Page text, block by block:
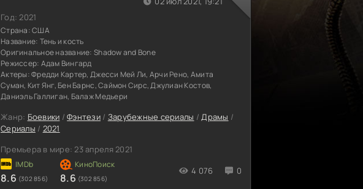
Год:2021
Страна:США
Название: Тень и кость
Оригинальное название: Shadow and Bone
Режиссер: Адам Вингард
Актеры:Фредди Картер, Джесси Мей Ли, Арчи Рено, Амита
Суман, Кит Янг, Бен Барнс, Саймон Сирс, Джулиан Костов,
Даниэль Галлиган, Балаж Медьери
Жанр: Боевики /Фэнтези / Зарубежные сериалы /Драмы /
Сериалы / 2021
Премьера в мире: 23 апреля 2021
8.6 (302 856) 8.6 (302 856)
4 076 0